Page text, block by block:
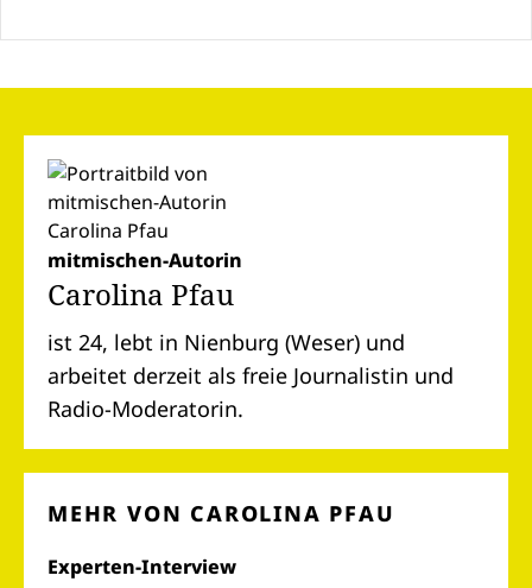
mitmischen-Autorin
Carolina Pfau
ist 24, lebt in Nienburg (Weser) und
arbeitet derzeit als freie Journalistin und
Radio-Moderatorin.
MEHR VON CAROLINA PFAU
Experten-Interview